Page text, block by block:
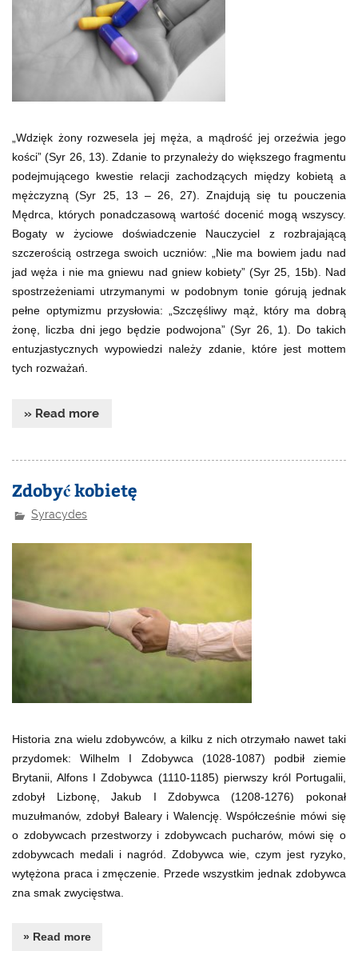
„Wdzięk żony rozwesela jej męża, a mądrość jej orzeźwia jego
kości” (Syr 26, 13). Zdanie to przynależy do większego fragmentu
podejmującego kwestie relacji zachodzących między kobietą a
mężczyzną (Syr 25, 13 – 26, 27). Znajdują się tu pouczenia
Mędrca, których ponadczasową wartość docenić mogą wszyscy.
Bogaty w życiowe doświadczenie Nauczyciel z rozbrajającą
szczerością ostrzega swoich uczniów: „Nie ma bowiem jadu nad
jad węża i nie ma gniewu nad gniew kobiety” (Syr 25, 15b). Nad
spostrzeżeniami utrzymanymi w podobnym tonie górują jednak
pełne optymizmu przysłowia: „Szczęśliwy mąż, który ma dobrą
żonę, liczba dni jego będzie podwojona” (Syr 26, 1). Do takich
entuzjastycznych wypowiedzi należy zdanie, które jest mottem
tych rozważań.
» Read more
Zdobyć kobietę
Syracydes
Historia zna wielu zdobywców, a kilku z nich otrzymało nawet taki
przydomek: Wilhelm I Zdobywca (1028-1087) podbił ziemie
Brytanii, Alfons I Zdobywca (1110-1185) pierwszy król Portugalii,
zdobył Lizbonę, Jakub I Zdobywca (1208-1276) pokonał
muzułmanów, zdobył Baleary i Walencję. Współcześnie mówi się
o zdobywcach przestworzy i zdobywcach pucharów, mówi się o
zdobywcach medali i nagród. Zdobywca wie, czym jest ryzyko,
wytężona praca i zmęczenie. Przede wszystkim jednak zdobywca
zna smak zwycięstwa.
» Read more